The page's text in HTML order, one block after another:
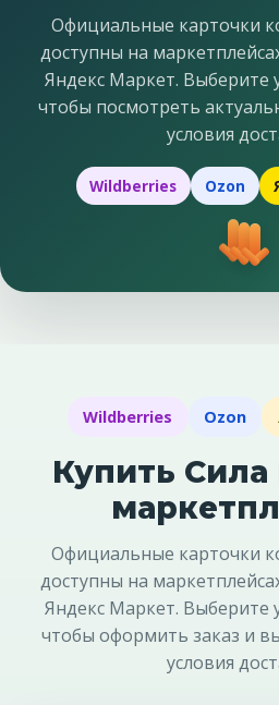
Официальные карточки
доступны на
Яндекс Маркет. Выберите
чтобы посмотреть
условия
Wildberries Ozon
Wildberries Ozon
Купить
Официальные карточки
доступны на
Яндекс Маркет. Выберите
чтобы оформить заказ и
условия